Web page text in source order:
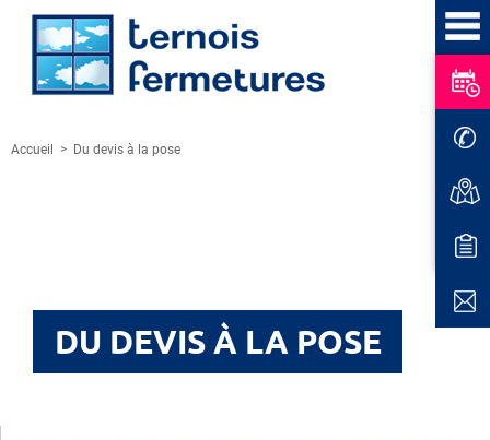
Accueil > Du devis à la pose
DU DEVIS À LA POSE